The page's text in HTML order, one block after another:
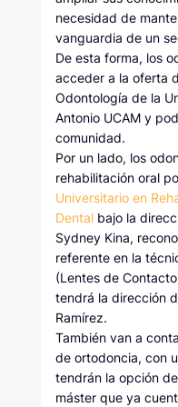
necesidad de
vanguardia de un
De esta forma, los
acceder a la oferta
Odontología de la
Antonio UCAM y
comunidad.
Por un lado, los
rehabilitación oral
Universitario en
Dentalbajo la
Sydney Kina,
referente en la
(Lentes de
tendrá la dirección
Ramírez.
También van a
de ortodoncia, con
tendrán la opción
máster que ya